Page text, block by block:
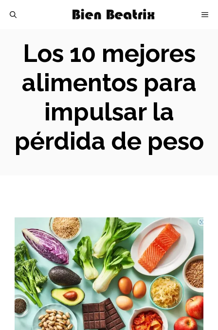
Los 10 mejores
alimentos para
impulsar la
pérdida de peso